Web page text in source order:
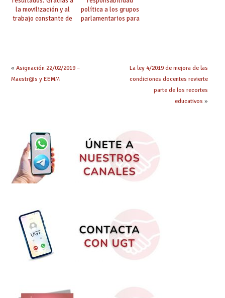
la movilización y al
trabajo constante de
política a los grupos
parlamentarios para
« Asignación 22/02/2019 –
Maestr@s y EEMM
La ley 4/2019 de mejora de las
condiciones docentes revierte
parte de los recortes
educativos »